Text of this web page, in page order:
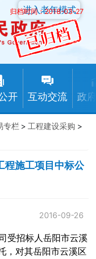
归档时间：2018-03-27
开 互动交流 政
进入老年模式
专栏 > 工程建设采购 >
程施工项目中标公
2016-09-26
受招标人岳阳市云溪
，对其岳阳市云溪区